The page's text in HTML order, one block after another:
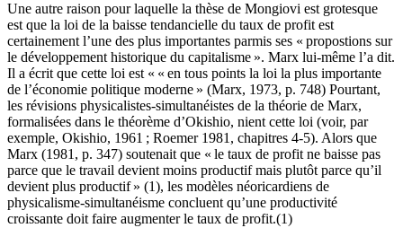
Une autre raison pour laquelle la thèse de Mongiovi est grotesque
est que la loi de la baisse tendancielle du taux de profit est
certainement l’une des plus importantes parmis ses « propostions sur
le développement historique du capitalisme ». Marx lui-même l’a dit.
Il a écrit que cette loi est « « en tous points la loi la plus importante
de l’économie politique moderne » (Marx, 1973, p. 748) Pourtant,
les révisions physicalistes-simultanéistes de la théorie de Marx,
formalisées dans le théorème d’Okishio, nient cette loi (voir, par
exemple, Okishio, 1961 ; Roemer 1981, chapitres 4-5). Alors que
Marx (1981, p. 347) soutenait que « le taux de profit ne baisse pas
parce que le travail devient moins productif mais plutôt parce qu’il
devient plus productif » (1), les modèles néoricardiens de
physicalisme-simultanéisme concluent qu’une productivité
croissante doit faire augmenter le taux de profit.(1)